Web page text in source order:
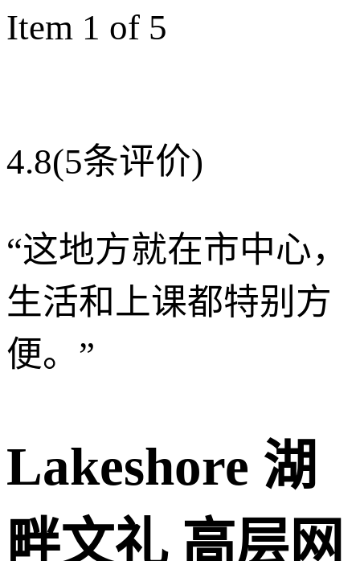
Item 1 of 5
4.8(5条评价)
“这地方就在市中心，
生活和上课都特别方
便。 ”
Lakeshore 湖
畔文礼 高层网